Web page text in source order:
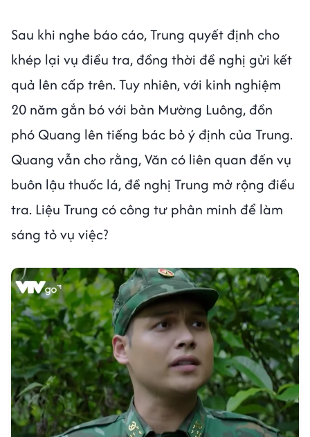
Sau khi nghe báo cáo, Trung quyết định cho
khép lại vụ điều tra, đồng thời đề nghị gửi kết
quả lên cấp trên. Tuy nhiên, với kinh nghiệm
20 năm gắn bó với bản Mường Luông, đồn
phó Quang lên tiếng bác bỏ ý định của Trung.
Quang vẫn cho rằng, Văn có liên quan đến vụ
buôn lậu thuốc lá, đề nghị Trung mở rộng điều
tra. Liệu Trung có công tư phân minh để làm
sáng tỏ vụ việc?